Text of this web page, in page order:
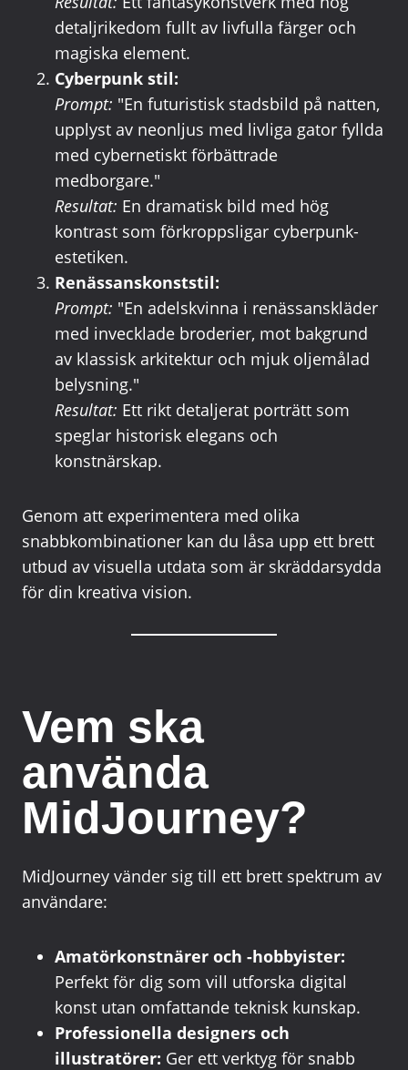
detaljrikedom fullt av livfulla färger och
magiska element.
Cyberpunk stil:
Prompt: "En futuristisk stadsbild på natten,
upplyst av neonljus med livliga gator fyllda
med cybernetiskt förbättrade
medborgare."
Resultat: En dramatisk bild med hög
kontrast som förkroppsligar cyberpunk-
estetiken.
Renässanskonststil:
Prompt: "En adelskvinna i renässanskläder
med invecklade broderier, mot bakgrund
av klassisk arkitektur och mjuk oljemålad
belysning."
Resultat: Ett rikt detaljerat porträtt som
speglar historisk elegans och
konstnärskap.
Genom att experimentera med olika
snabbkombinationer kan du låsa upp ett brett
utbud av visuella utdata som är skräddarsydda
för din kreativa vision.
Vem ska
använda
MidJourney?
MidJourney vänder sig till ett brett spektrum av
användare:
Amatörkonstnärer och -hobbyister:
Perfekt för dig som vill utforska digital
konst utan omfattande teknisk kunskap.
Professionella designers och
illustratörer: Ger ett verktyg för snabb